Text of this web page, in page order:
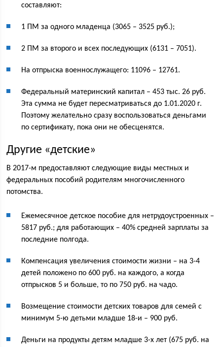
составляют:
1 ПМ за одного младенца (3065 – 3525 руб.);
2 ПМ за второго и всех последующих (6131 – 7051).
На отпрыска военнослужащего: 11096 – 12761.
Федеральный материнский капитал – 453 тыс. 26 руб.
Эта сумма не будет пересматриваться до 1.01.2020 г.
Поэтому желательно сразу воспользоваться деньгами
по сертификату, пока они не обесценятся.
Другие «детские»
В 2017-м предоставляют следующие виды местных и
федеральных пособий родителям многочисленного
потомства.
Ежемесячное детское пособие для нетрудоустроенных –
5817 руб.; для работающих – 40% средней зарплаты за
последние полгода.
Компенсация увеличения стоимости жизни – на 3-4
детей положено по 600 руб. на каждого, а когда
отпрысков 5 и больше, то по 750 руб. на чадо.
Возмещение стоимости детских товаров для семей с
минимум 5-ю детьми младше 18-и – 900 руб.
Деньги на продукты детям младше 3-х лет (675 руб. на